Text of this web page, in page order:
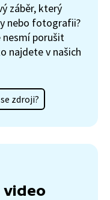
záběr, který
nebo fotografii?
nesmí porušit
najdete v našich
zdroji?
video